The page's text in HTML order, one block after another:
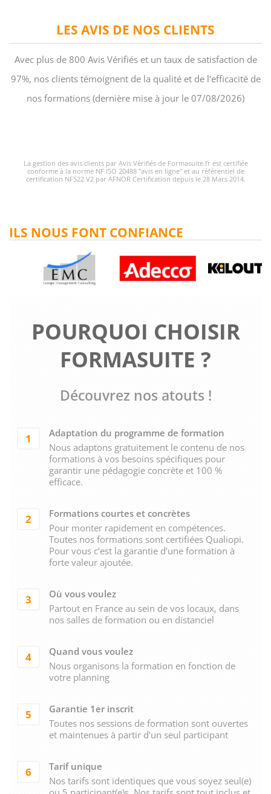
LES AVIS DE NOS CLIENTS
Avec plus de 800 Avis Vérifiés et un taux de satisfaction de
97%, nos clients témoignent de la qualité et de l'efficacité de
nos formations (dernière mise à jour le 07/08/2026)
La gestion des avis clients par Avis Vérifiés de Formasuite.fr est certifiée
conforme à la norme NF ISO 20488 "avis en ligne" et au référentiel de
certification NF522 V2 par AFNOR Certification depuis le 28 Mars 2014.
POURQUOI CHOISIR
FORMASUITE ?
Découvrez nos atouts !
1
Adaptation du programme de formation
Nous adaptons gratuitement le contenu de nos
formations à vos besoins spécifiques pour
garantir une pédagogie concrète et 100 %
efficace.
2
Formations courtes et concrètes
Pour monter rapidement en compétences.
Toutes nos formations sont certifiées Qualiopi.
Pour vous c’est la garantie d’une formation à
forte valeur ajoutée.
3
Où vous voulez
Partout en France au sein de vos locaux, dans
nos salles de formation ou en distanciel
4
Quand vous voulez
Nous organisons la formation en fonction de
votre planning
5
Garantie 1er inscrit
Toutes nos sessions de formation sont ouvertes
et maintenues à partir d’un seul participant
6
Tarif unique
Nos tarifs sont identiques que vous soyez seul(e)
ILS NOUS FONT CONFIANCE